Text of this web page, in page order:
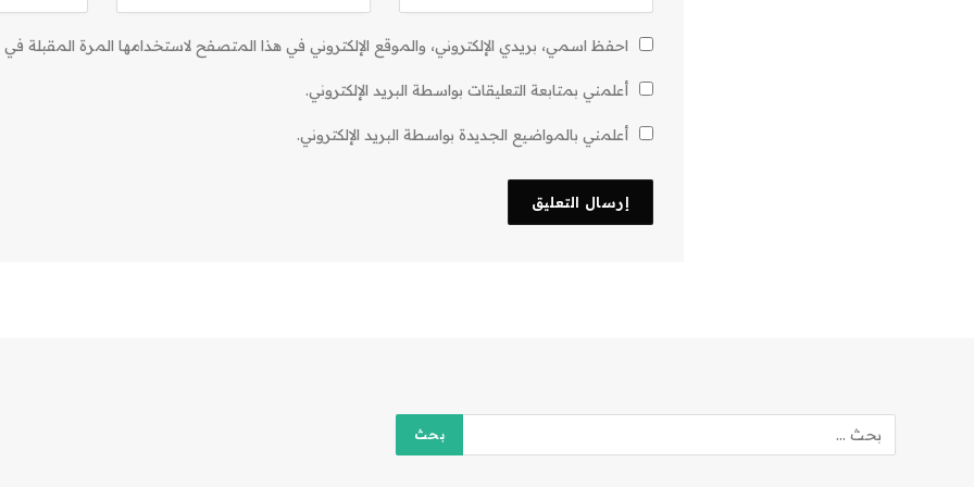
احفظ اسمي، بريدي الإلكتروني، والموقع الإلكتروني في هذا المتصفح لاستخدامها المرة المقبلة في
أعلمني بمتابعة التعليقات بواسطة البريد الإلكتروني.
أعلمني بالمواضيع الجديدة بواسطة البريد الإلكتروني.